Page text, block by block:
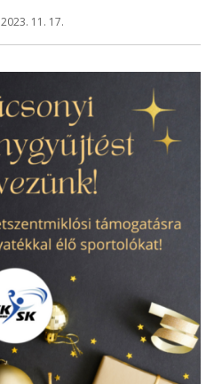
2023. 11. 17.